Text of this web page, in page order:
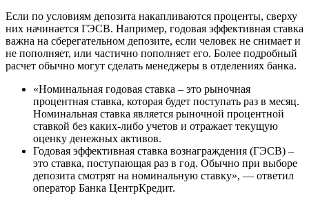
Если по условиям депозита накапливаются проценты, сверху
них начинается ГЭСВ. Например, годовая эффективная ставка
важна на сберегательном депозите, если человек не снимает и
не пополняет, или частично пополняет его. Более подробный
расчет обычно могут сделать менеджеры в отделениях банка.
«Номинальная годовая ставка – это рыночная
процентная ставка, которая будет поступать раз в месяц.
Номинальная ставка является рыночной процентной
ставкой без каких-либо учетов и отражает текущую
оценку денежных активов.
Годовая эффективная ставка вознаграждения (ГЭСВ) –
это ставка, поступающая раз в год. Обычно при выборе
депозита смотрят на номинальную ставку», — ответил
оператор Банка ЦентрКредит.